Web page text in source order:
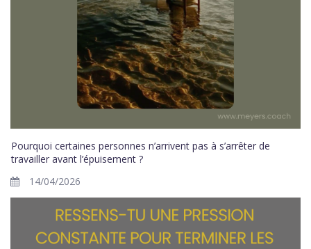
Pourquoi certaines personnes n’arrivent pas à s’arrêter de
travailler avant l’épuisement ?
14/04/2026